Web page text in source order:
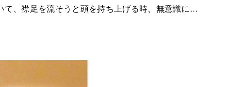
て、襟足を流そうと頭を持ち上げる時、無意識に…